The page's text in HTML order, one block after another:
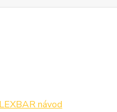
návod